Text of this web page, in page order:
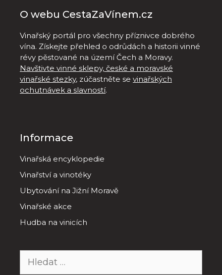
O webu CestaZaVínem.cz
Vinařský portál pro všechny příznivce dobrého
vína. Získejte přehled o odrůdách a historii vinné
révy pěstované na území Čech a Moravy.
Navštivte vinné sklepy, české a moravské
vinařské stezky, zúčastněte se vinařských
ochutnávek a slavností.
Informace
Vinařská encyklopedie
Vinařství a vinotéky
Ubytování na Jižní Moravě
Vinařské akce
Hudba na vinicích